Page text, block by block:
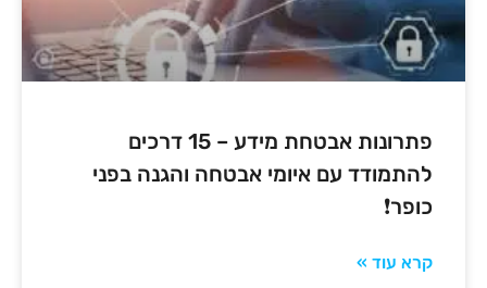
פתרונות אבטחת מידע – 15 דרכים
להתמודד עם איומי אבטחה והגנה בפני
כופר❗
קרא עוד »